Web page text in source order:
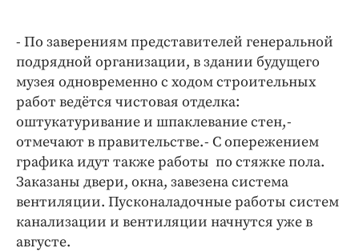
- По заверениям представителей генеральной
подрядной организации, в здании будущего
музея одновременно с ходом строительных
работ ведётся чистовая отделка:
оштукатуривание и шпаклевание стен, -
отмечают в правительстве. - С опережением
графика идут также работы по стяжке пола.
Заказаны двери, окна, завезена система
вентиляции. Пусконаладочные работы систем
канализации и вентиляции начнутся уже в
августе.